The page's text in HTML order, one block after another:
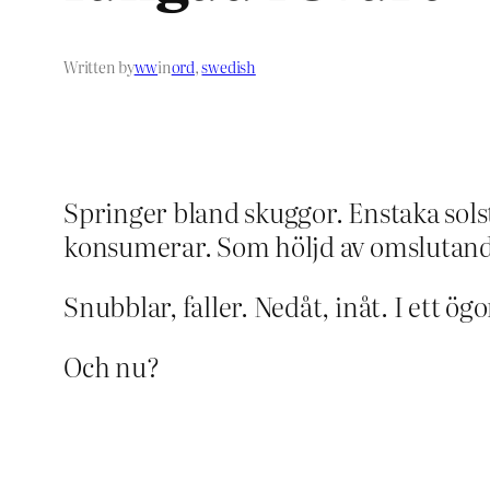
Written bywwinord, swedish
Springer bland skuggor. Enstaka
konsumerar. Som höljd av
Snubblar, faller. Nedåt, inåt. I ett
Och nu?